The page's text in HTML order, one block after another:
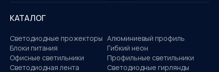
КАТАЛОГ
Светодиодные прожекторы Алюминиевый профиль
Блоки питания
Гибкий неон
Офисные светильники
Профильные светильники
Светодиодная лента
Светодиодные гирлянды